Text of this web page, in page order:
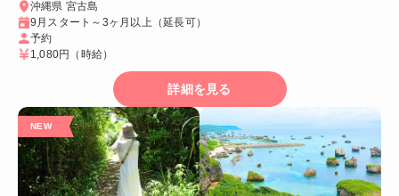
沖縄県 宮古島
9月スタート～3ヶ月以上（延長可）
予約
1,080円
（時給）
詳細を見る